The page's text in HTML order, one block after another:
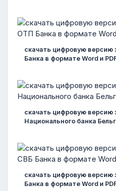
скачать цифровую версию
Банка в формате Word и
скачать цифровую версию
Национального банка
скачать цифровую версию
Банка в формате Word и